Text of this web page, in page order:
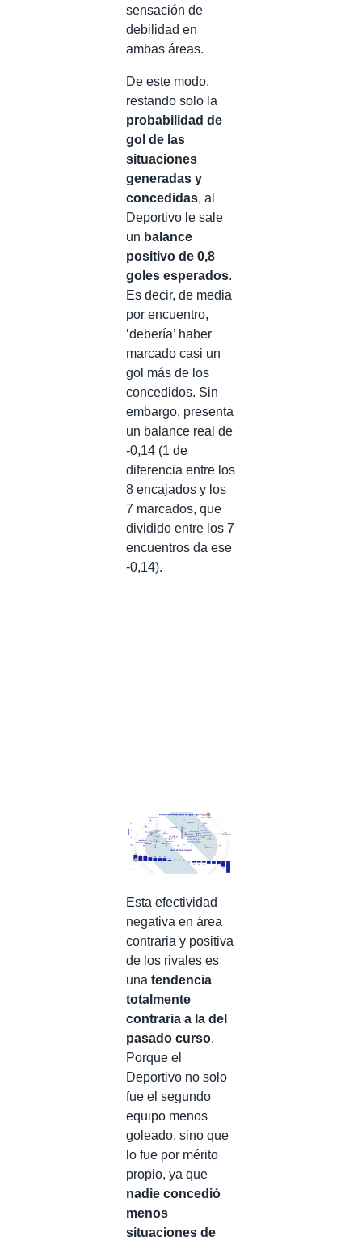
sensación de
debilidad en
ambas áreas.
De este modo,
restando solo la
probabilidad de
gol de las
situaciones
generadas y
concedidas, al
Deportivo le sale
un balance
positivo de 0,8
goles esperados.
Es decir, de media
por encuentro,
‘debería’ haber
marcado casi un
gol más de los
concedidos. Sin
embargo, presenta
un balance real de
-0,14 (1 de
diferencia entre los
8 encajados y los
7 marcados, que
dividido entre los 7
encuentros da ese
-0,14).
Esta efectividad
negativa en área
contraria y positiva
de los rivales es
una tendencia
totalmente
contraria a la del
pasado curso.
Porque el
Deportivo no solo
fue el segundo
equipo menos
goleado, sino que
lo fue por mérito
propio, ya que
nadie concedió
menos
situaciones de